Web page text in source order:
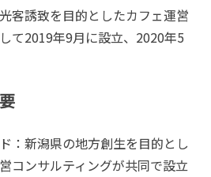
客誘致を目的としたカフェ運営
て2019年9月に設立、2020年5
：新潟県の地方創生を目的とし
コンサルティングが共同で設立